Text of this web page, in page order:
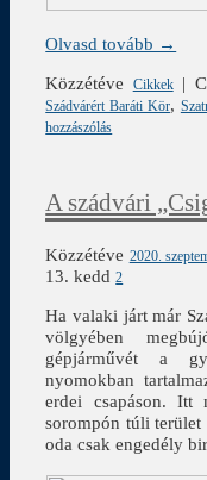
Olvasd tovább →
Közzétéve
Cikkek|
Szádvárért Baráti Kör,
hozzászólás
A szádvári
Közzétéve 2020.
13. kedd 2
Ha valaki járt már
völgyében
gépjárművét a
nyomokban
erdei csapáson. Itt
sorompón túli terület
oda csak engedély